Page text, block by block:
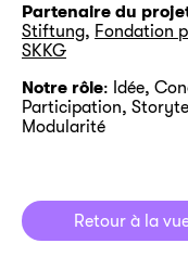
Partenaire du
Stiftung, Fondation
SKKG
Notre rôle: Idée,
Participation,
Modularité
Retour à la